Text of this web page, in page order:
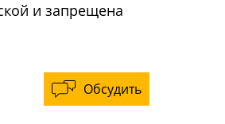
и запрещена
Обсудить